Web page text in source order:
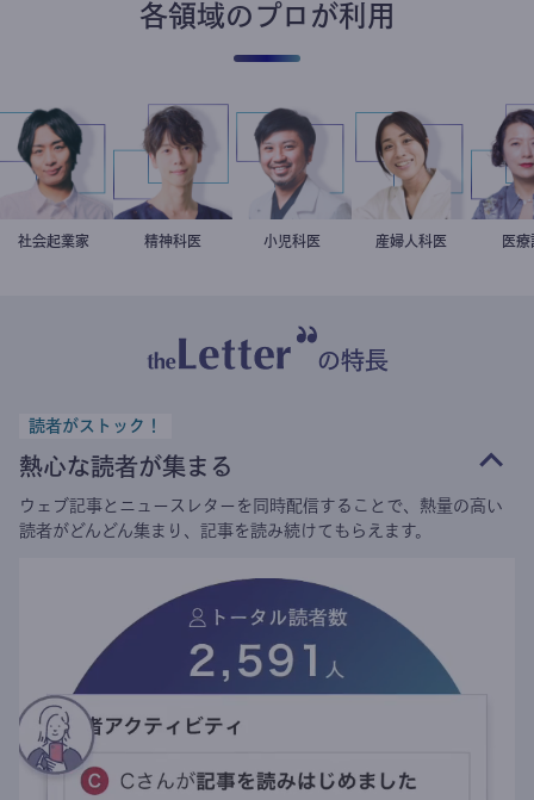
各領域のプロが利用
駒崎弘樹
社会起業家 藤野智哉
精神科医 今西洋介
小児科医 稲葉可奈子
産婦人科医
の特長
読者がストック！
熱心な読者が集まる
ウェブ記事とニュースレターを同時配信することで、熱量の高い
読者がどんどん集まり、記事を読み続けてもらえます。